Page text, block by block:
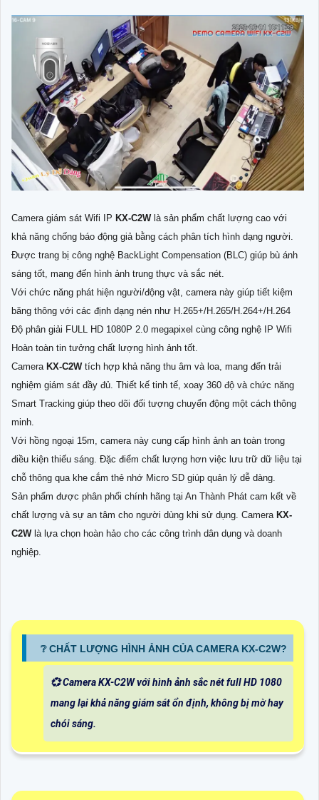
Camera giám sát Wifi IP KX-C2W là sản phẩm chất lượng cao với
khả năng chống báo động giả bằng cách phân tích hình dạng người.
Được trang bị công nghệ BackLight Compensation (BLC) giúp bù ánh
sáng tốt, mang đến hình ảnh trung thực và sắc nét.
Với chức năng phát hiện người/động vật, camera này giúp tiết kiệm
băng thông với các định dạng nén như H.265+/H.265/H.264+/H.264
Độ phân giải FULL HD 1080P 2.0 megapixel cùng công nghệ IP Wifi
Hoàn toàn tin tưởng chất lượng hình ảnh tốt.
Camera KX-C2W tích hợp khả năng thu âm và loa, mang đến trải
nghiệm giám sát đầy đủ. Thiết kế tinh tế, xoay 360 độ và chức năng
Smart Tracking giúp theo dõi đối tượng chuyển động một cách thông
minh.
Với hồng ngoại 15m, camera này cung cấp hình ảnh an toàn trong
điều kiện thiếu sáng. Đặc điểm chất lượng hơn việc lưu trữ dữ liệu tại
chỗ thông qua khe cắm thẻ nhớ Micro SD giúp quản lý dễ dàng.
Sản phẩm được phân phối chính hãng tại An Thành Phát cam kết về
chất lượng và sự an tâm cho người dùng khi sử dụng. Camera KX-
C2W là lựa chọn hoàn hảo cho các công trình dân dụng và doanh
nghiệp.
❔ CHẤT LƯỢNG HÌNH ẢNH CỦA CAMERA KX-C2W?
💞 Camera KX-C2W với hình ảnh sắc nét full HD 1080
mang lại khả năng giám sát ổn định, không bị mờ hay
chói sáng.